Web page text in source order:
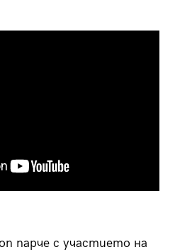
парче с участието на